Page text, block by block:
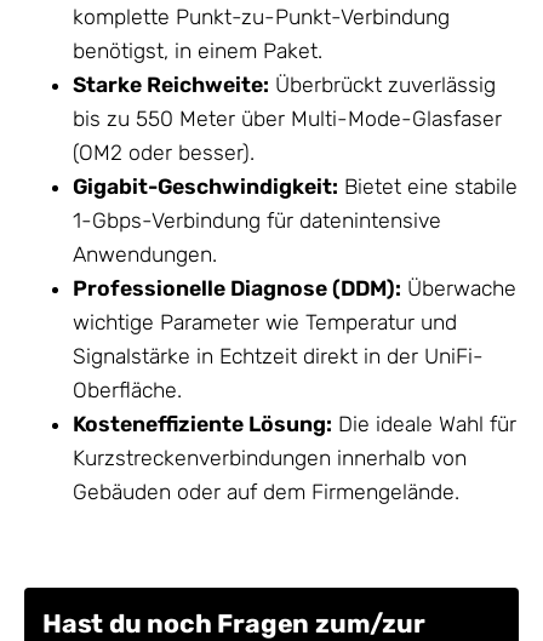
komplette Punkt-zu-Punkt-Verbindung
benötigst, in einem Paket.
Starke Reichweite: Überbrückt zuverlässig
bis zu 550 Meter über Multi-Mode-Glasfaser
(OM2 oder besser).
Gigabit-Geschwindigkeit: Bietet eine stabile
1-Gbps-Verbindung für datenintensive
Anwendungen.
Professionelle Diagnose (DDM): Überwache
wichtige Parameter wie Temperatur und
Signalstärke in Echtzeit direkt in der UniFi-
Oberfläche.
Kosteneffiziente Lösung: Die ideale Wahl für
Kurzstreckenverbindungen innerhalb von
Gebäuden oder auf dem Firmengelände.
Hast du noch Fragen zum/zur